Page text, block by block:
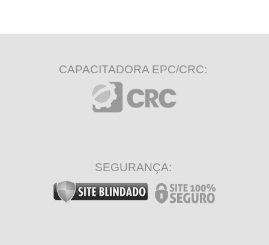
CAPACITADORA EPC/CRC:
SEGURANÇA: